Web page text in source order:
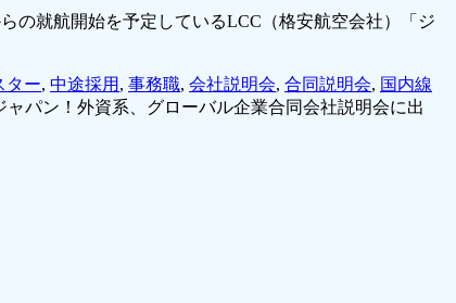
の就航開始を予定しているLCC（格安航空会社）「ジ
ター, 中途採用 , 事務職, 会社説明会, 合同説明会, 国内線
ャパン！外資系、グローバル企業合同会社説明会に出